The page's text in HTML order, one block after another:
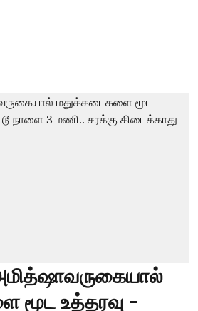
மூட உத்தரவு -